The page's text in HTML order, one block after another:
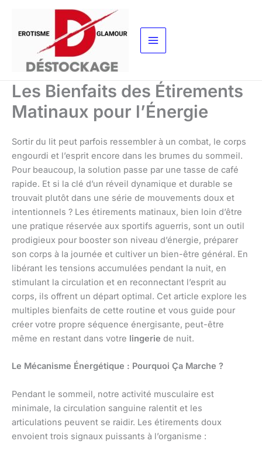
contenu
Les Bienfaits des Étirements
Matinaux pour l’Énergie
Sortir du lit peut parfois ressembler à un combat, le corps
engourdi et l’esprit encore dans les brumes du sommeil.
Pour beaucoup, la solution passe par une tasse de café
rapide. Et si la clé d’un réveil dynamique et durable se
trouvait plutôt dans une série de mouvements doux et
intentionnels ? Les étirements matinaux, bien loin d’être
une pratique réservée aux sportifs aguerris, sont un outil
prodigieux pour booster son niveau d’énergie, préparer
son corps à la journée et cultiver un bien-être général. En
libérant les tensions accumulées pendant la nuit, en
stimulant la circulation et en reconnectant l’esprit au
corps, ils offrent un départ optimal. Cet article explore les
multiples bienfaits de cette routine et vous guide pour
créer votre propre séquence énergisante, peut-être
même en restant dans votre lingerie de nuit.
Le Mécanisme Énergétique : Pourquoi Ça Marche ?
Pendant le sommeil, notre activité musculaire est
minimale, la circulation sanguine ralentit et les
articulations peuvent se raidir. Les étirements doux
envoient trois signaux puissants à l’organisme :